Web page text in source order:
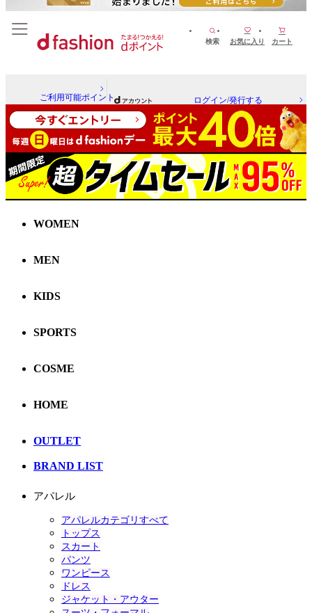
検索 お気に入り カート
ご利用可能ポイント ログイン/発行する
WOMEN
MEN
KIDS
SPORTS
COSME
HOME
OUTLET
BRAND LIST
アパレル
アパレルカテゴリすべて
トップス
スカート
パンツ
ワンピース
ドレス
ジャケット・アウター